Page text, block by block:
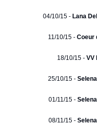
04/10/15 - Lana
11/10/15 - Coeur
18/10/15 - VV
25/10/15 -
01/11/15 -
08/11/15 -